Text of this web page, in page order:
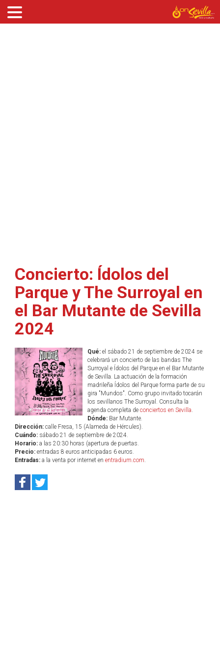
Concierto: Ídolos del
Parque y The Surroyal en
el Bar Mutante de Sevilla
2024
Qué:el sábado 21 de septiembre de 2024 se
celebrará un concierto de las bandas The
Surroyal e Ídolos del Parque en el Bar Mutante
de Sevilla. La actuación de la formación
madrileña Ídolos del Parque forma parte de su
gira "Mundos". Como grupo invitado tocarán
los sevillanos The Surroyal. Consulta la
agenda completa de conciertos en Sevilla.
Dónde:Bar Mutante.
Dirección: calle Fresa, 15 (Alameda de Hércules).
Cuándo: sábado 21 de septiembre de 2024.
Horario: a las 20:30 horas (apertura de puertas.
Precio: entradas 8 euros anticipadas 6 euros.
Entradas: a la venta por internet en entradium.com.